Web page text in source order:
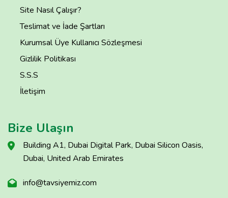
Site Nasıl Çalışır?
Teslimat ve İade Şartları
Kurumsal Üye Kullanıcı Sözleşmesi
Gizlilik Politikası
S.S.S
İletişim
Bize Ulaşın
Building A1, Dubai Digital Park, Dubai Silicon Oasis,
Dubai, United Arab Emirates
info@tavsiyemiz.com